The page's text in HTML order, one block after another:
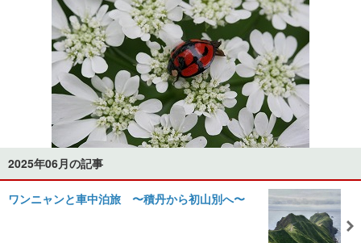
2025年06月の記事
ワンニャンと車中泊旅 〜積丹から初山別へ〜